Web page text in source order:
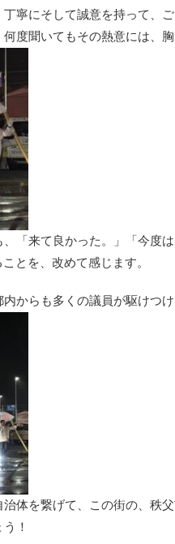
寧にそして誠意を持って、
度聞いてもその熱意には、胸
「来て良かった。」「今度
とを、改めて感じます。
からも多くの議員が駆けつけ
体を繋げて、この街の、秩
！